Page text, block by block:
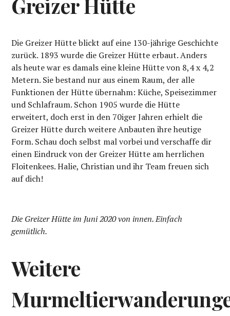
Greizer Hütte
Die Greizer Hütte blickt auf eine 130-jährige Geschichte
zurück. 1893 wurde die Greizer Hütte erbaut. Anders
als heute war es damals eine kleine Hütte von 8,4 x 4,2
Metern. Sie bestand nur aus einem Raum, der alle
Funktionen der Hütte übernahm: Küche, Speisezimmer
und Schlafraum. Schon 1905 wurde die Hütte
erweitert, doch erst in den 70iger Jahren erhielt die
Greizer Hütte durch weitere Anbauten ihre heutige
Form. Schau doch selbst mal vorbei und verschaffe dir
einen Eindruck von der Greizer Hütte am herrlichen
Floitenkees. Halie, Christian und ihr Team freuen sich
auf dich!
Die Greizer Hütte im Juni 2020 von innen. Einfach
gemütlich.
Weitere